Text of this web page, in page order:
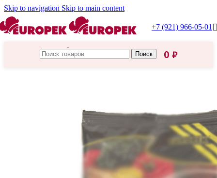
Skip to navigation Skip to main content
+7 (921) 966-05-01
Поиск 0 ₽